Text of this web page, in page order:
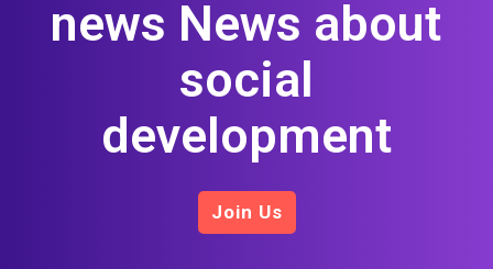
news News about
social
development
Join Us